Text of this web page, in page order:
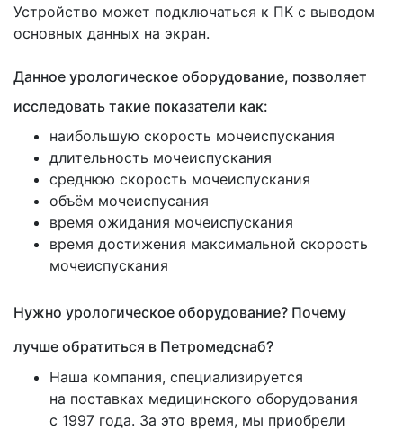
Устройство может подключаться к ПК с выводом
основных данных на экран.
Данное урологическое оборудование, позволяет
исследовать такие показатели как:
наибольшую скорость мочеиспускания
длительность мочеиспускания
среднюю скорость мочеиспускания
объём мочеиспусания
время ожидания мочеиспускания
время достижения максимальной скорость
мочеиспускания
Нужно урологическое оборудование? Почему
лучше обратиться в Петромедснаб?
Наша компания, специализируется
на поставках медицинского оборудования
с 1997 года. За это время, мы приобрели